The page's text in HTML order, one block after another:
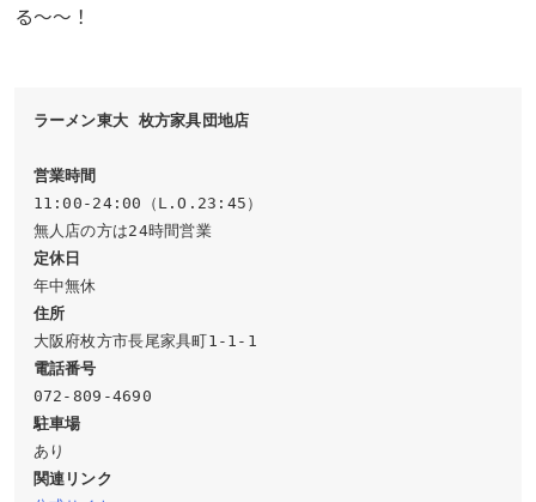
る〜〜！
ラーメン東大 枚方家具団地店
営業時間
11:00-24:00（L.O.23:45）
定休日
住所
電話番号
駐車場
関連リンク